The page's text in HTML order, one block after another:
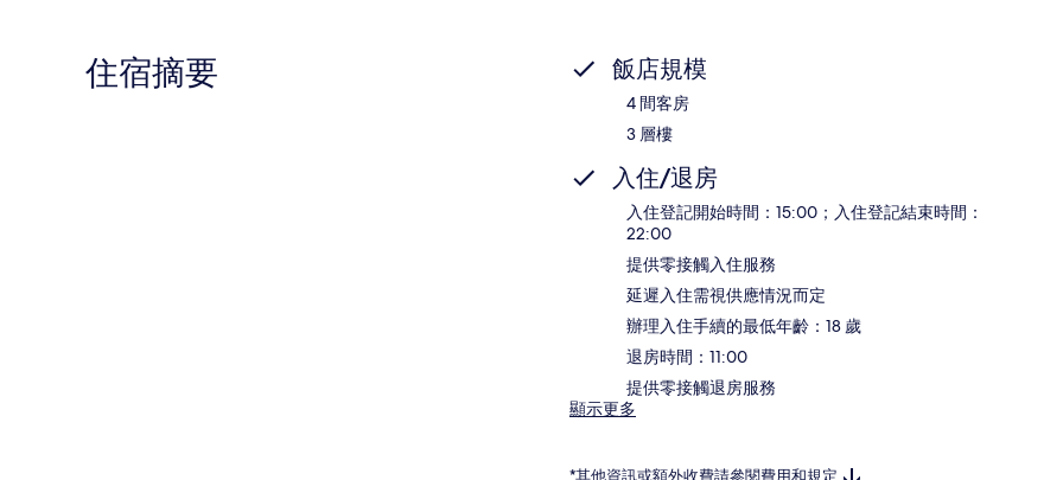
住宿摘要 飯店規模
4 間客房
3 層樓
入住/退房
入住登記開始時間：15:00；入住登記結束時間：
22:00
提供零接觸入住服務
延遲入住需視供應情況而定
辦理入住手續的最低年齡：18 歲
退房時間：11:00
提供零接觸退房服務
顯示更多
*其他資訊或額外收費請參閱費用和規定